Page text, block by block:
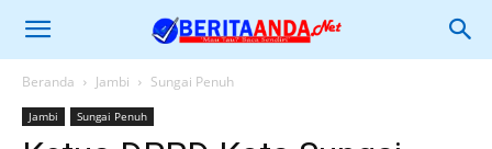
Beranda Jambi Sungai Penuh
Jambi Sungai Penuh